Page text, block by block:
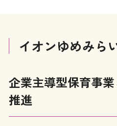
イオンゆめみら
企業主導型保育事
推進